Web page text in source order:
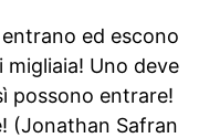
ed escono
migliaia! Uno deve
possono entrare!
(Jonathan Safran